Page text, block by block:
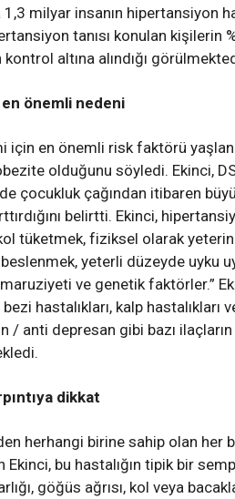
1,3 milyar insanın hipertansiyon
tanısı konulan kişilerin
altına alındığı
önemli nedeni
için en önemli risk faktörü
olduğunu söyledi. Ekinci,
çocukluk çağından itibaren
belirtti. Ekinci,
tüketmek, fiziksel olarak
beslenmek, yeterli düzeyde
ve genetik faktörler.”
hastalıkları, kalp hastalıkları
/ anti depresan gibi bazı ilaçların
dikkat
herhangi birine sahip olan her
bu hastalığın tipik bir
göğüs ağrısı, kol veya